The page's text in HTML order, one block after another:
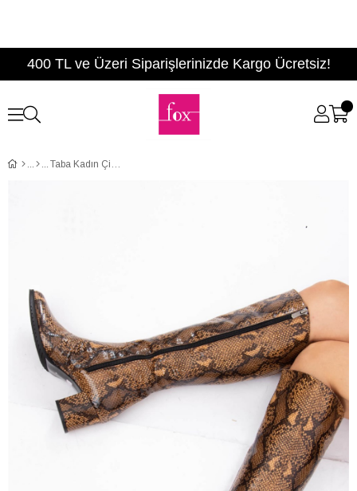
400 TL ve Üzeri Siparişlerinizde Kargo Ücretsiz!
Taba Kadın Çizme A654252707